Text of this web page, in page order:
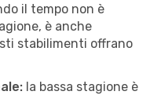
il tempo non è
è anche
stabilimenti offrano
la bassa stagione è